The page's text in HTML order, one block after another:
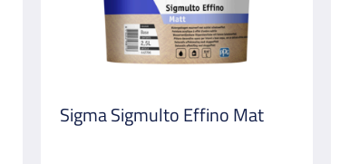
Sigma Sigmulto Effino Mat